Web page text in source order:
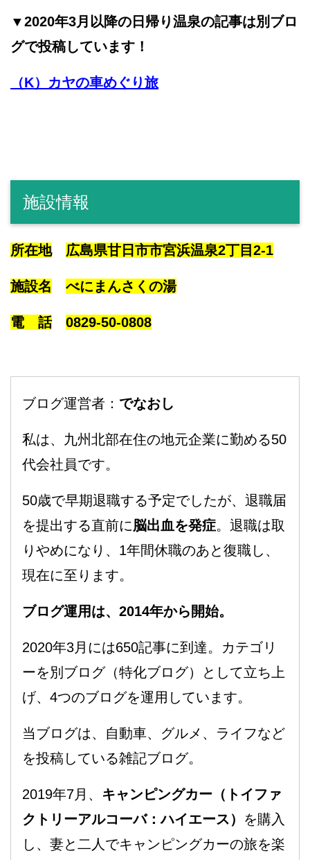
▼2020年3月以降の日帰り温泉の記事は別ブロ
グで投稿しています！
（K）カヤの車めぐり旅
施設情報
所在地 広島県甘日市市宮浜温泉2丁目2-1
施設名 べにまんさくの湯
電 話 0829-50-0808
ブログ運営者： でなおし
私は、九州北部在住の地元企業に勤める50
代会社員です。
50歳で早期退職する予定でしたが、退職届
を提出する直前に脳出血を発症。退職は取
りやめになり、1年間休職のあと復職し、
現在に至ります。
ブログ運用は、2014年から開始。
2020年3月には650記事に到達。カテゴリ
ーを別ブログ（特化ブログ）として立ち上
げ、4つのブログを運用しています。
当ブログは、自動車、グルメ、ライフなど
を投稿している雑記ブログ。
2019年7月、 キャンピングカー（トイファ
クトリーアルコーバ：ハイエース） を購入
し、妻と二人でキャンピングカーの旅を楽